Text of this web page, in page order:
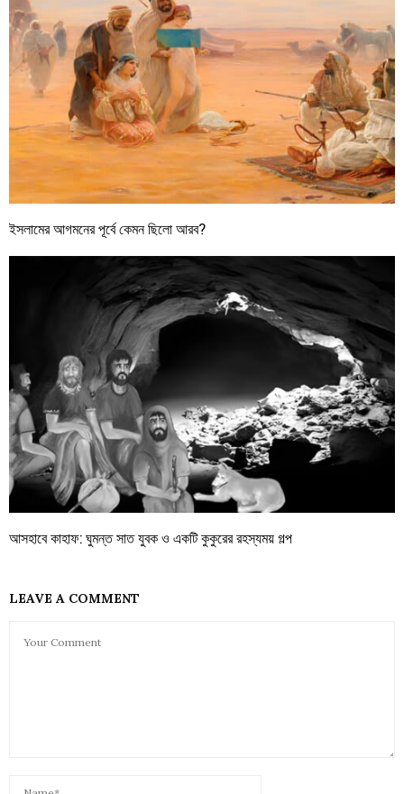
ইসলামের আগমনের পূর্বে কেমন ছিলো আরব?
আসহাবে কাহাফ: ঘুমন্ত সাত যুবক ও একটি কুকুরের রহস্যময় গল্প
LEAVE A COMMENT